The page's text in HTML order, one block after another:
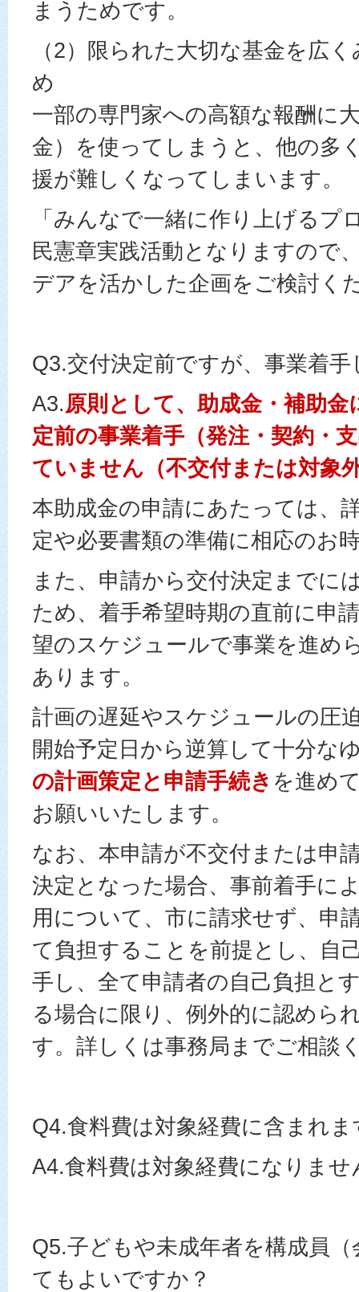
まうためです。
（2）限られた大切な基金を広
め
一部の専門家への高額な報酬に
金）を使ってしまうと、他の多
援が難しくなってしまいます。
「みんなで一緒に作り上げるプ
民憲章実践活動となりますので
デアを活かした企画をご検討く
Q3.交付決定前ですが、事業着
A3.原則として、助成金・補助金
定前の事業着手（発注・契約・
ていません（不交付または対象
本助成金の申請にあたっては、
定や必要書類の準備に相応のお
また、申請から交付決定までに
ため、着手希望時期の直前に申
望のスケジュールで事業を進め
あります。
計画の遅延やスケジュールの圧
開始予定日から逆算して十分な
の計画策定と申請手続き を進め
お願いいたします。
なお、本申請が不交付または申
決定となった場合、事前着手に
用について、市に請求せず、申
て負担することを前提とし、自
手し、全て申請者の自己負担と
る場合に限り、例外的に認めら
す。詳しくは事務局までご相談
Q4.食料費は対象経費に含まれ
A4.食料費は対象経費になりませ
Q5.子どもや未成年者を構成員
てもよいですか？